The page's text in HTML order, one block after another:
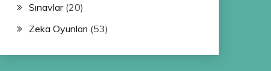
Sınavlar(20)
Zeka Oyunları (53)